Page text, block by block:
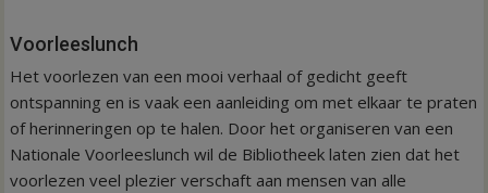
Voorleeslunch
Het voorlezen van een mooi verhaal of gedicht geeft
ontspanning en is vaak een aanleiding om met elkaar te praten
of herinneringen op te halen. Door het organiseren van een
Nationale Voorleeslunch wil de Bibliotheek laten zien dat het
voorlezen veel plezier verschaft aan mensen van alle